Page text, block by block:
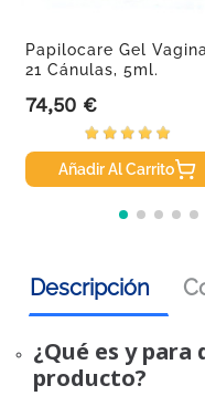
Papilocare Gel
21 Cánulas, 5ml.
Precio
74,50 €
Añadir Al Carrito
Descripción
¿Qué es y
producto?